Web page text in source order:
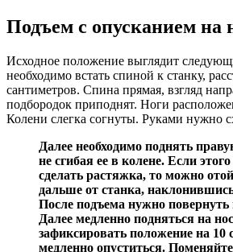
Подъем с опусканием на
Исходное положение выглядит
необходимо встать спиной к станку,
сантиметров. Спина прямая, взгляд
подбородок приподнят. Ноги
Колени слегка согнуты. Руками нужно
Далее необходимо поднять
не сгибая ее в колене. Если
сделать растяжка, то можно
дальше от станка,
После подъема нужно повернуть
Далее медленно подняться на
зафиксировать положение на 10
медленно опуститься.